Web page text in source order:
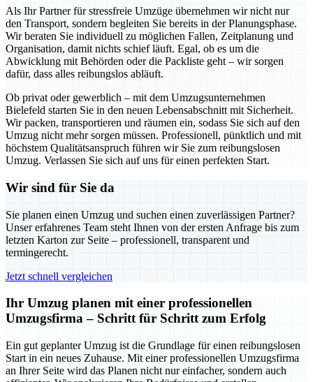
Als Ihr Partner für stressfreie Umzüge übernehmen wir nicht nur
den Transport, sondern begleiten Sie bereits in der Planungsphase.
Wir beraten Sie individuell zu möglichen Fallen, Zeitplanung und
Organisation, damit nichts schief läuft. Egal, ob es um die
Abwicklung mit Behörden oder die Packliste geht – wir sorgen
dafür, dass alles reibungslos abläuft.
Ob privat oder gewerblich – mit dem Umzugsunternehmen
Bielefeld starten Sie in den neuen Lebensabschnitt mit Sicherheit.
Wir packen, transportieren und räumen ein, sodass Sie sich auf den
Umzug nicht mehr sorgen müssen. Professionell, pünktlich und mit
höchstem Qualitätsanspruch führen wir Sie zum reibungslosen
Umzug. Verlassen Sie sich auf uns für einen perfekten Start.
Wir sind für Sie da
Sie planen einen Umzug und suchen einen zuverlässigen Partner?
Unser erfahrenes Team steht Ihnen von der ersten Anfrage bis zum
letzten Karton zur Seite – professionell, transparent und
termingerecht.
Jetzt schnell vergleichen
Ihr Umzug planen mit einer professionellen
Umzugsfirma – Schritt für Schritt zum Erfolg
Ein gut geplanter Umzug ist die Grundlage für einen reibungslosen
Start in ein neues Zuhause. Mit einer professionellen Umzugsfirma
an Ihrer Seite wird das Planen nicht nur einfacher, sondern auch